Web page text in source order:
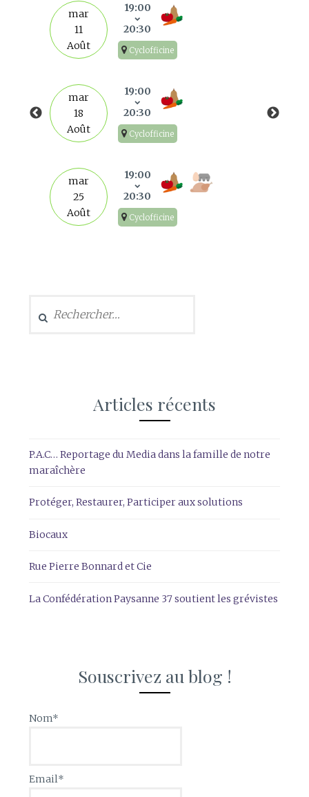
mar
11
Août
19:00
20:30
Cyclofficine
mar
18
Août
19:00
20:30
Cyclofficine
mar
25
Août
19:00
20:30
Cyclofficine
Articles récents
P.A.C… Reportage du Media dans la famille de notre
maraîchère
Protéger, Restaurer, Participer aux solutions
Biocaux
Rue Pierre Bonnard et Cie
La Confédération Paysanne 37 soutient les grévistes
Souscrivez au blog !
Nom*
Email*